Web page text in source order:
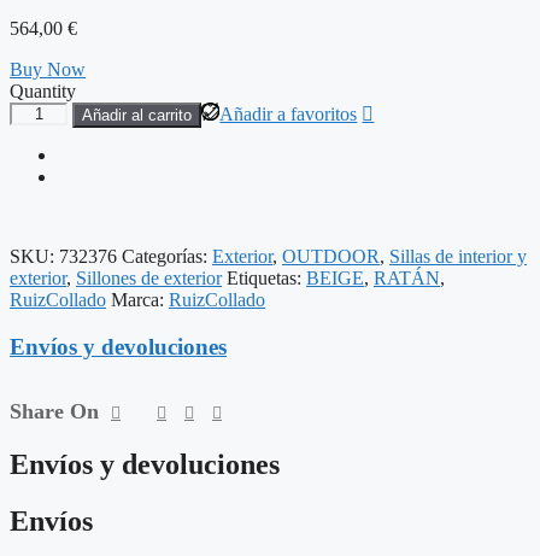
564,00 €
Buy Now
Quantity
SILLA
LÁGRIMA
NIVA
RATÁN
Añadir a favoritos
Añadir al carrito
SKU: 732376 Categorías: Exterior, OUTDOOR, Sillas de interior y
exterior, Sillones de exterior Etiquetas: BEIGE, RATÁN,
RuizCollado Marca: RuizCollado
Envíos y devoluciones
Share On
Envíos y devoluciones
Envíos